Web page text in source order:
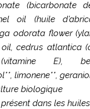
(bicarbonate
oil (huile
odorata flower
cedrus atlantica
E),
limonene**,
biologique
dans les